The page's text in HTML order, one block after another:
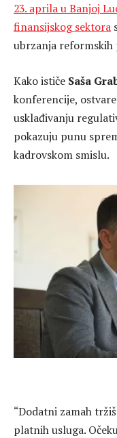
23. aprila u Banjoj
finansijskog sektora
ubrzanja reformskih
Kako ističe Saša
konferencije,
usklađivanju
pokazuju punu
kadrovskom smislu.
“Dodatni zamah
platnih usluga.